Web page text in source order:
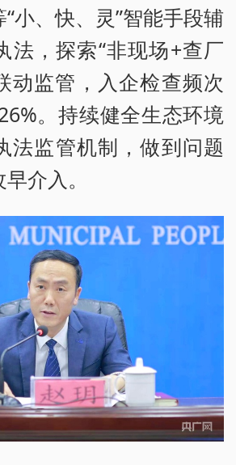
小、快、灵”智能手段辅
法，探索“非现场+查厂
动监管，入企检查频次
。持续健全生态环境
法监管机制，做到问题
介入。